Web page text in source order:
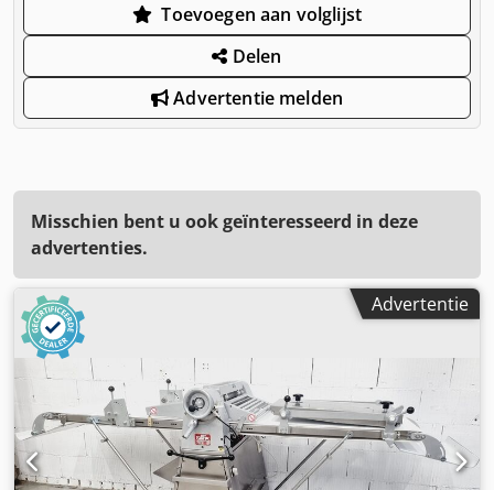
Toevoegen aan volglijst
Delen
Advertentie melden
Misschien bent u ook geïnteresseerd in deze
advertenties.
Advertentie